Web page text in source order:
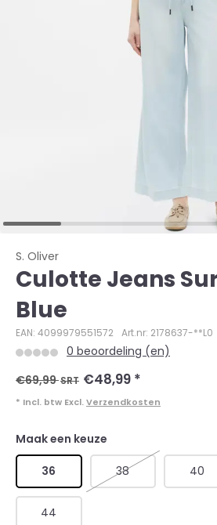
S. Oliver
Culotte Jeans
Blue
EAN: 4099979551572 Art.nr: 2178637-**L0
0 beoordeling (en)
€69,99SRT €48,99 *
* Incl. btw Excl. Verzendkosten
Maak een keuze
36 38 40
44